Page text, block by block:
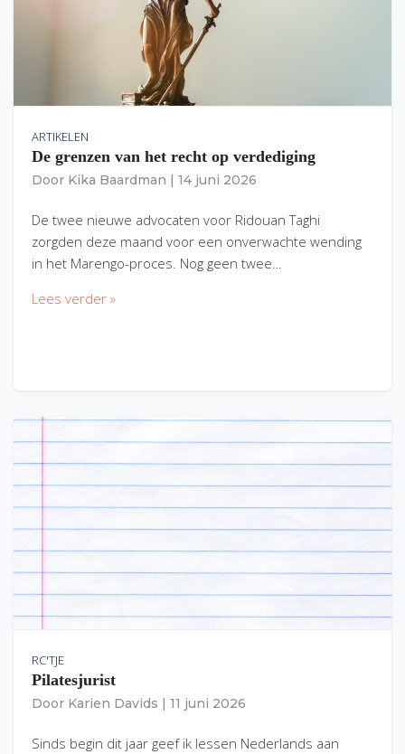
ARTIKELEN
De grenzen van het recht op verdediging
Door Kika Baardman 14 juni 2026
De twee nieuwe advocaten voor Ridouan Taghi
zorgden deze maand voor een onverwachte wending
in het Marengo-proces. Nog geen twee…
Lees verder »
RC'TJE
Pilatesjurist
Door Karien Davids 11 juni 2026
Sinds begin dit jaar geef ik lessen Nederlands aan